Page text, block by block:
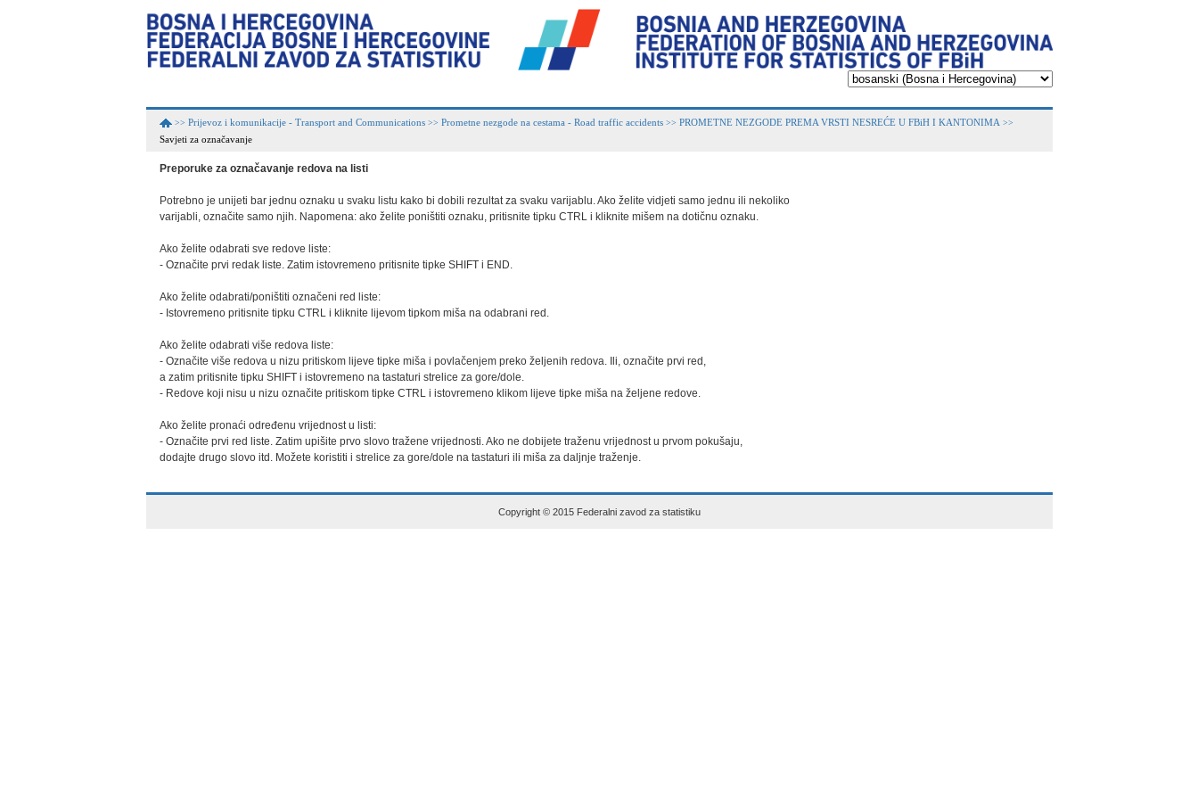
>> Prijevoz i komunikacije - Transport and Communications >> Prometne nezgode na cestama - Road traffic accidents >> PROMETNE NEZGODE PREMA VRSTI NESREĆE U FBiH I KANTONIMA >>
Savjeti za označavanje
Preporuke za označavanje redova na listi
Potrebno je unijeti bar jednu oznaku u svaku listu kako bi dobili rezultat za svaku varijablu. Ako želite vidjeti samo jednu ili nekoliko
varijabli, označite samo njih. Napomena: ako želite poništiti oznaku, pritisnite tipku CTRL i kliknite mišem na dotičnu oznaku.
Ako želite odabrati sve redove liste:
- Označite prvi redak liste. Zatim istovremeno pritisnite tipke SHIFT i END.
Ako želite odabrati/poništiti označeni red liste:
- Istovremeno pritisnite tipku CTRL i kliknite lijevom tipkom miša na odabrani red.
Ako želite odabrati više redova liste:
- Označite više redova u nizu pritiskom lijeve tipke miša i povlačenjem preko željenih redova. Ili, označite prvi red,
a zatim pritisnite tipku SHIFT i istovremeno na tastaturi strelice za gore/dole.
- Redove koji nisu u nizu označite pritiskom tipke CTRL i istovremeno klikom lijeve tipke miša na željene redove.
Ako želite pronaći određenu vrijednost u listi:
- Označite prvi red liste. Zatim upišite prvo slovo tražene vrijednosti. Ako ne dobijete traženu vrijednost u prvom pokušaju,
dodajte drugo slovo itd. Možete koristiti i strelice za gore/dole na tastaturi ili miša za daljnje traženje.
Copyright © 2015 Federalni zavod za statistiku